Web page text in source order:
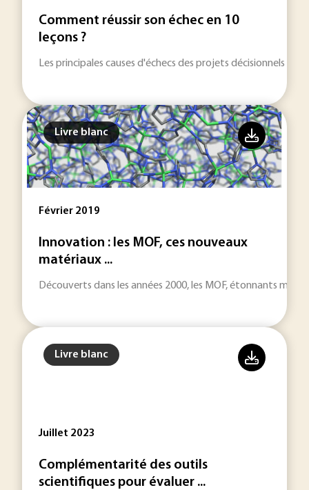
Comment réussir son échec en 10
leçons ?
Les principales causes d'échecs des projets décisionnels et
Livre blanc
Février 2019
Innovation : les MOF, ces nouveaux
matériaux ...
Découverts dans les années 2000, les MOF, étonnants
Livre blanc
Juillet 2023
Complémentarité des outils
scientifiques pour évaluer ...